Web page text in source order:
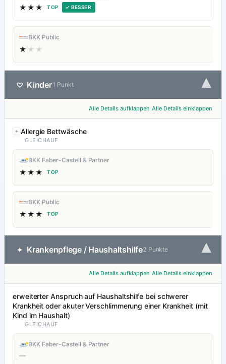
★★★ TOP ✓ BESSER
BKK Public
★ ★★
♡ Kinder1 Punkt ▾
Alle Details aufklappen Alle Details einklappen
Allergie Bettwäsche
GLEICHAUF
BKK Faber-Castell & Partner
★★★ TOP
BKK Public
★★★ TOP
✦ Krankenpflege / Haushaltshilfe2 Punkte ▾
Alle Details aufklappen Alle Details einklappen
erweiterter Anspruch auf Haushaltshilfe bei schwerer
Krankheit oder akuter Verschlimmerung einer Krankheit (mit
Kind im Haushalt)
GLEICHAUF
BKK Faber-Castell & Partner
—